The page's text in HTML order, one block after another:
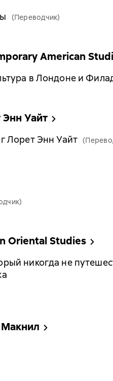
(Переводчик)
American
в Лондоне и
Уайт
Лорет Энн Уайт
Oriental Studies
никогда не
Макнил